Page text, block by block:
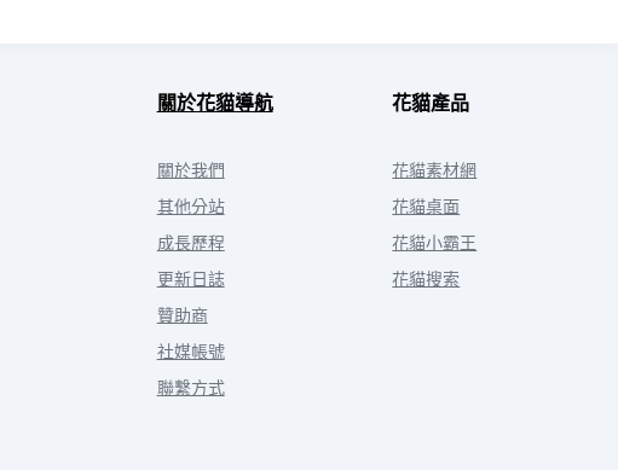
關於花貓導航
關於我們
其他分站
成長歷程
更新日誌
贊助商
社媒帳號
聯繫方式
花貓產品
花貓素材網
花貓桌面
花貓小霸王
花貓搜索